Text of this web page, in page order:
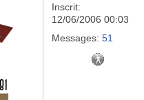
Inscrit:
12/06/2006 00:03
Messages: 51